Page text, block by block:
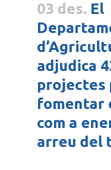
03 des. El
adjudica
projectes
fomentar
com a
arreu del